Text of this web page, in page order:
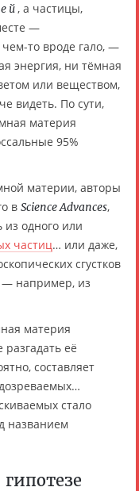
, а частицы,
—
то вроде гало, —
энергия, ни тёмная
или веществом,
видеть. По сути,
материя
95%
материи, авторы
в Science Advances,
из одного или
частиц… или даже,
сгустков
например, из
материя
её
составляет
стало
названием